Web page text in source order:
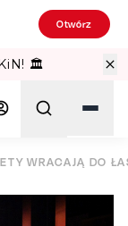
Otwórz
WRACAJĄ DO